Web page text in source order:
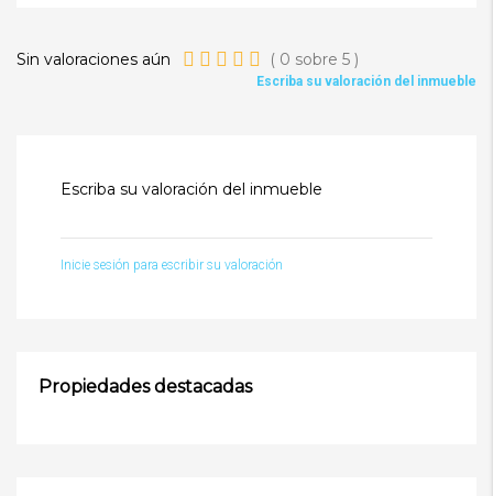
Sin valoraciones aún ( 0 sobre 5 )
Escriba su valoración del inmueble
Escriba su valoración del inmueble
Inicie sesión para escribir su valoración
Propiedades destacadas